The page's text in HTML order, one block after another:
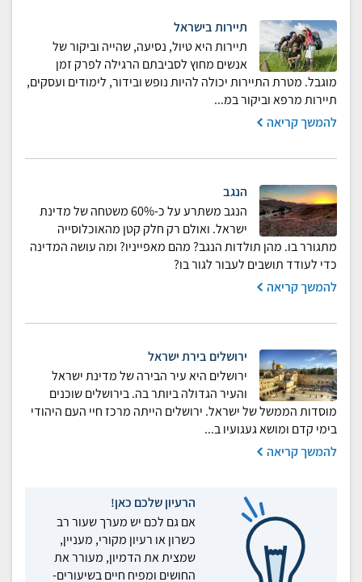
תיירות בישראל
תיירות היא טיול, נסיעה, שהייה וביקור של
אנשים מחוץ לסביבתם הרגילה לפרק זמן
מוגבל. מטרת התיירות יכולה להיות נופש ובידור, לימודים ועסקים,
תיירות מרפא וביקור במ...
להמשך קריאה
הנגב
הנגב משתרע על כ-60% משטחה של מדינת
ישראל. ואולם רק חלק קטן מהאוכלוסייה
מתגורר בו. מהן תולדות הנגב? מהם מאפייניו? ומה עושה המדינה
כדי לעודד תושבים לעבור לגור בו?
להמשך קריאה
ירושלים בירת ישראל
ירושלים היא עיר הבירה של מדינת ישראל
והעיר הגדולה ביותר בה. בירושלים שוכנים
מוסדות הממשל של ישראל. ירושלים הייתה מרכז חיי העם היהודי
בימי קדם ומושא געגועיו ב...
להמשך קריאה
הרעיון שלכם כאן!
אם גם לכם יש מערך שעור רב
כשרון או רעיון מקורי, מעניין,
שמצית את הדמיון, מעורר את
החושים ומפיח חיים בשיעורים-